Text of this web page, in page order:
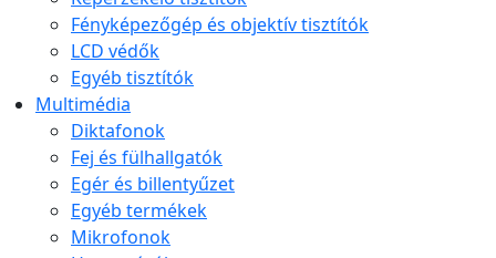
Fényképezőgép és objektív tisztítók
LCD védők
Egyéb tisztítók
Multimédia
Diktafonok
Fej és fülhallgatók
Egér és billentyűzet
Egyéb termékek
Mikrofonok